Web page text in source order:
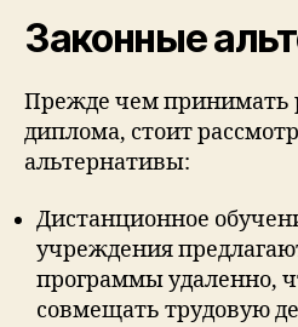
Законные
Прежде чем принимать
диплома, стоит
альтернативы:
Дистанционное
учреждения
программы удаленно,
совмещать трудовую